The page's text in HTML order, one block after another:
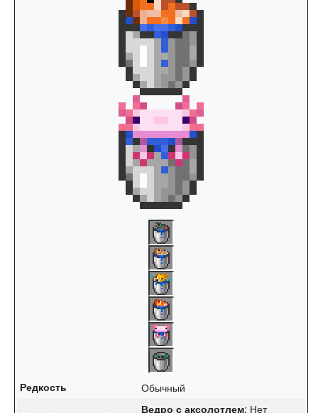
Редкость Обычный
Ведро с аксолотлем: Нет